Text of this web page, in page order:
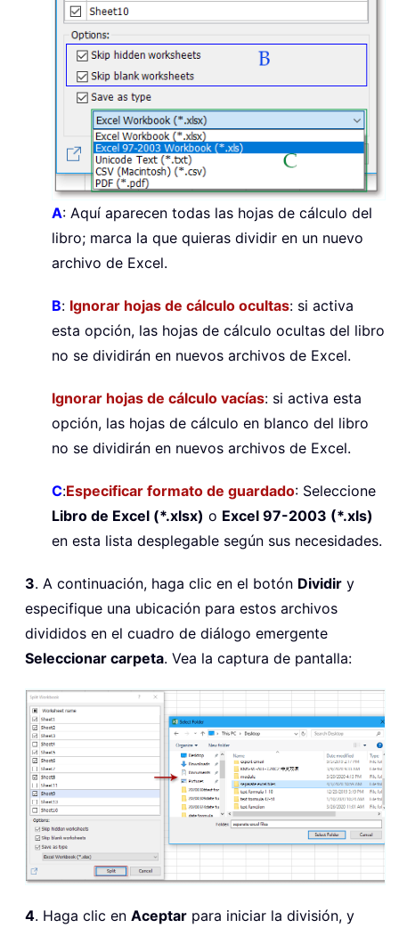
A: Aquí aparecen todas las hojas de cálculo del
libro; marca la que quieras dividir en un nuevo
archivo de Excel.
B: Ignorar hojas de cálculo ocultas: si activa
esta opción, las hojas de cálculo ocultas del libro
no se dividirán en nuevos archivos de Excel.
Ignorar hojas de cálculo vacías: si activa esta
opción, las hojas de cálculo en blanco del libro
no se dividirán en nuevos archivos de Excel.
C:Especificar formato de guardado: Seleccione
Libro de Excel (*.xlsx) o Excel 97-2003 (*.xls)
en esta lista desplegable según sus necesidades.
3. A continuación, haga clic en el botón Dividir y
especifique una ubicación para estos archivos
divididos en el cuadro de diálogo emergente
Seleccionar carpeta. Vea la captura de pantalla:
4. Haga clic en Aceptar para iniciar la división, y